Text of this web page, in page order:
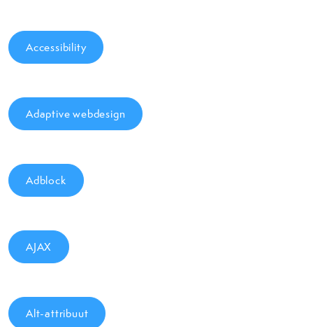
Accessibility
Adaptive webdesign
Adblock
AJAX
Alt-attribuut